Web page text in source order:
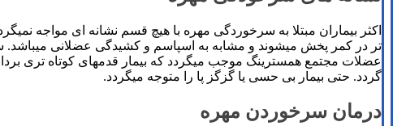
اکثر بیماران مبتلا به سرخوردگی مهره با هیچ‌ قسم نشانه ای مواجه
تر در کمر پخش میشوند و مشابه به اسپاسم و کشیدگی عضلانی میباشد.
عضلات مجتمع همسترینگ موجب میگردد که بیمار قدمهای کوتاه ‌تری
گردد. حتی بیمار بی ‌حسی یا گزگز پا را متوجه میگردد.
درمان سرخوردن مهره